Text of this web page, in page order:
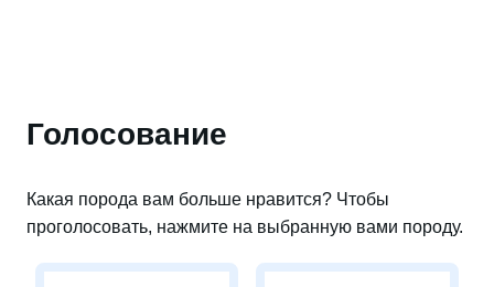
Голосование
Какая порода вам больше нравится? Чтобы
проголосовать, нажмите на выбранную вами породу.